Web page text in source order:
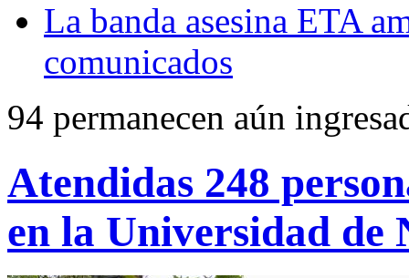
La banda asesina ETA
comunicados
94 permanecen aún
Atendidas 248
en la Universidad de